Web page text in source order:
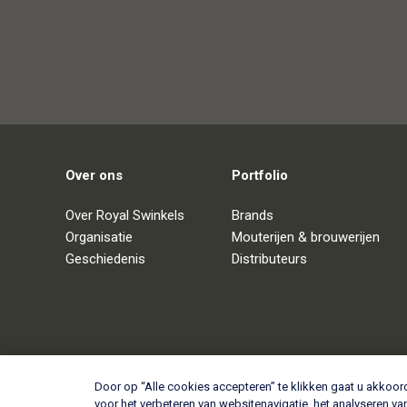
Over ons
Over Royal Swinkels
Organisatie
Geschiedenis
Portfolio
Brands
Mouterijen & brouwerijen
Distributeurs
Door op “Alle cookies accepteren” te klikken gaat u
voor het verbeteren van websitenavigatie, het analyseren